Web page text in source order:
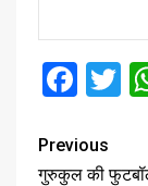
Previous
गुरुकुल की